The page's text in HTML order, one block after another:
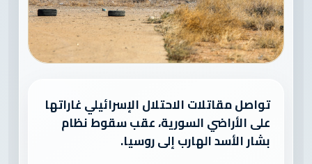
تواصل مقاتلات الاحتلال الإسرائيلي غاراتها
على الأراضي السورية، عقب سقوط نظام
بشار الأسد الهارب إلى روسيا.